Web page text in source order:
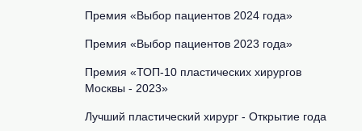
Премия «Выбор пациентов 2024 года»
Премия «Выбор пациентов 2023 года»
Премия «ТОП-10 пластических хирургов
Москвы - 2023»
Лучший пластический хирург - Открытие года